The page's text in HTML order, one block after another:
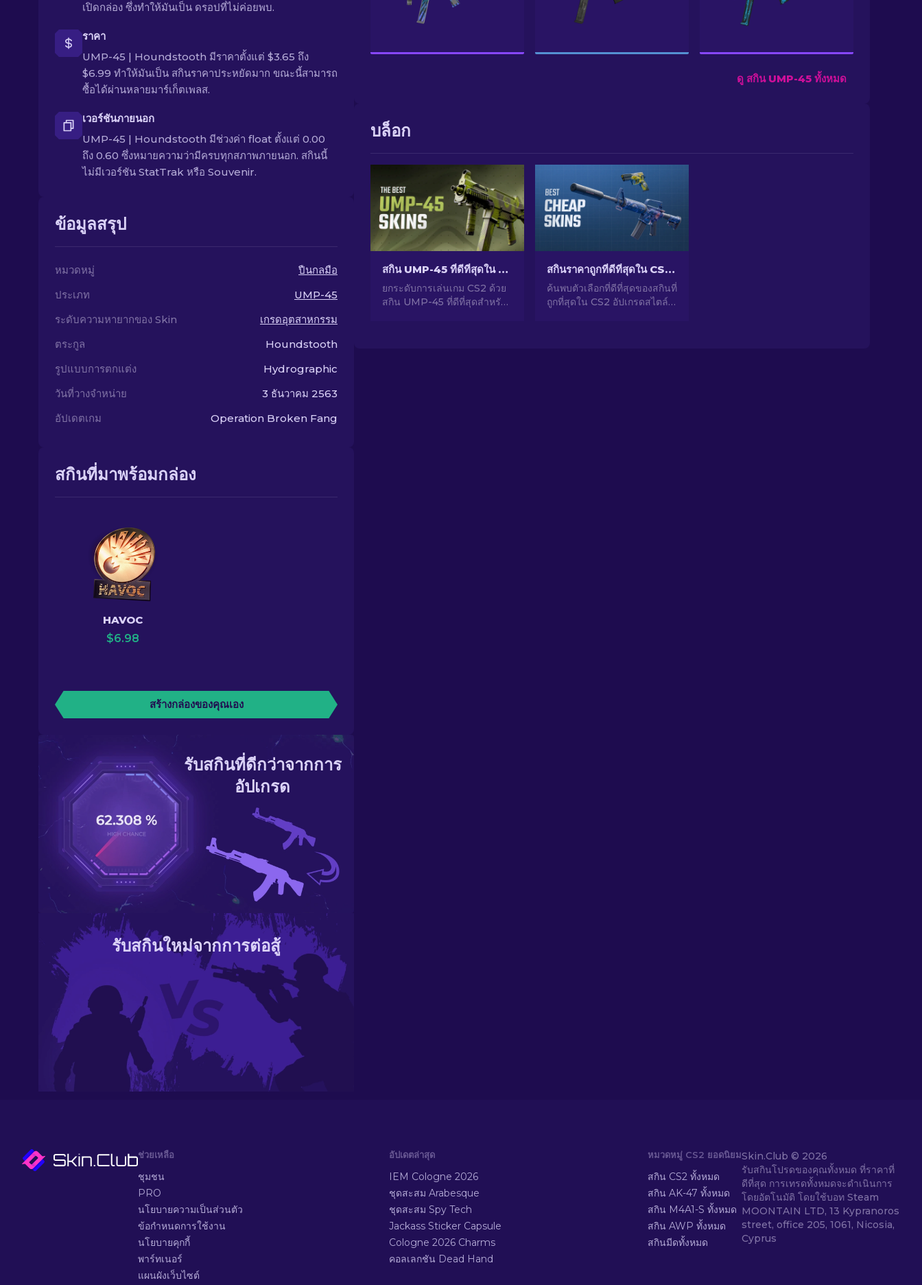
เปิดกล่อง ซึ่งทำให้มันเป็น ดรอปที่ไม่ค่อยพบ.
ราคา
UMP-45 | Houndstooth มีราคาตั้งแต่ $3.65 ถึง
$6.99 ทำให้มันเป็น สกินราคาประหยัดมาก ขณะนี้สามารถ
ซื้อได้ผ่านหลายมาร์เก็ตเพลส.
เวอร์ชันภายนอก
UMP-45 | Houndstooth มีช่วงค่า float ตั้งแต่ 0.00
ถึง 0.60 ซึ่งหมายความว่ามีครบทุกสภาพภายนอก. สกินนี้
ไม่มีเวอร์ชัน StatTrak หรือ Souvenir.
ข้อมูลสรุป
หมวดหมู่
ปืนกลมือ
ประเภท
UMP-45
ระดับความหายากของ Skin
เกรดอุตสาหกรรม
ตระกูล
Houndstooth
รูปแบบการตกแต่ง
Hydrographic
วันที่วางจำหน่าย
3 ธันวาคม 2563
อัปเดตเกม
Operation Broken Fang
สกินที่มาพร้อมกล่อง
HAVOC
$6.98
สร้างกล่องของคุณเอง
รับสกินที่ดีกว่าจากการ
อัปเกรด
รับสกินใหม่จากการต่อสู้
ดู สกิน UMP-45 ทั้งหมด
บล็อก
สกิน UMP-45 ที่ดีที่สุดใน CS2 สำหรับทุกงบประมาณ [2026]
ยกระดับการเล่นเกม CS2 ด้วย
สกิน UMP-45 ที่ดีที่สุดสำหรับ
สกินราคาถูกที่ดีที่สุดใน CS2 [2026]
ค้นพบตัวเลือกที่ดีที่สุดของสกินที่
ถูกที่สุดใน CS2 อัปเกรดสไตล์
ช่วยเหลือ
ชุมชน
PRO
นโยบายความเป็นส่วนตัว
ข้อกำหนดการใช้งาน
นโยบายคุกกี้
พาร์ทเนอร์
แผนผังเว็บไซต์
อัปเดตล่าสุด
IEM Cologne 2026
ชุดสะสม Arabesque
ชุดสะสม Spy Tech
Jackass Sticker Capsule
Cologne 2026 Charms
คอลเลกชัน Dead Hand
หมวดหมู่ CS2 ยอดนิยม
สกิน CS2 ทั้งหมด
สกิน AK-47 ทั้งหมด
สกิน M4A1-S ทั้งหมด
สกิน AWP ทั้งหมด
สกินมีดทั้งหมด
Skin.Club © 2026
รับสกินโปรดของคุณทั้งหมด ที่ราคาที่
ดีที่สุด การเทรดทั้งหมดจะดำเนินการ
โดยอัตโนมัติ โดยใช้บอท Steam
MOONTAIN LTD, 13 Kypranoros
street, office 205, 1061, Nicosia,
Cyprus